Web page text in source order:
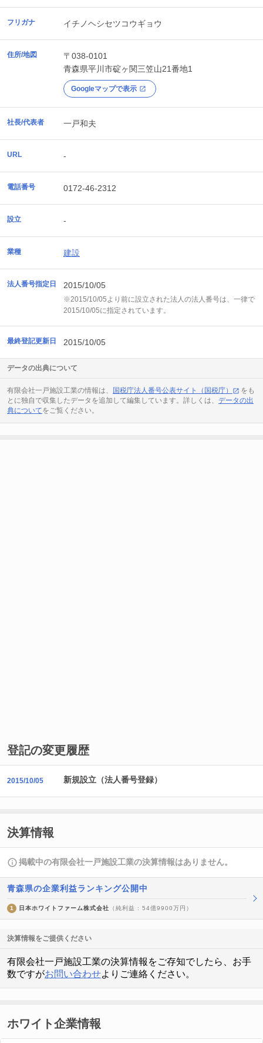
フリガナ イチノヘシセツコウギョウ
住所/地図
〒038-0101
青森県平川市碇ヶ関三笠山21番地1
Googleマップで表示
社長/代表者 一戸和夫
URL -
電話番号 0172-46-2312
設立 -
業種 建設
法人番号指定日 2015/10/05
※2015/10/05より前に設立された法人の法人番号は、一律で
2015/10/05に指定されています。
最終登記更新日 2015/10/05
データの出典について
有限会社一戸施設工業の情報は、 国税庁法人番号公表サイト（国税庁）
をも
とに独自で収集したデータを追加して編集しています。詳しくは、 データの出
典についてをご覧ください。
登記の変更履歴
2015/10/05 新規設立（法人番号登録）
決算情報
掲載中の有限会社一戸施設工業の決算情報はありません。
青森県の企業利益ランキング公開中
1 日本ホワイトファーム株式会社 （純利益 : 54億9900万円）
決算情報をご提供ください
有限会社一戸施設工業の決算情報をご存知でしたら、お手
数ですがお問い合わせよりご連絡ください。
ホワイト企業情報